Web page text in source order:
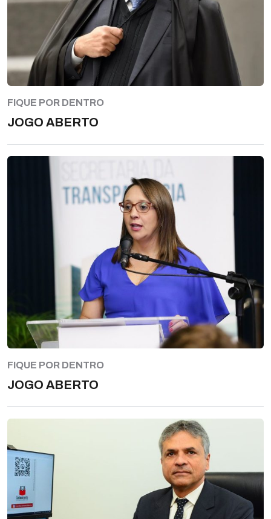
FIQUE POR DENTRO
JOGO ABERTO
FIQUE POR DENTRO
JOGO ABERTO